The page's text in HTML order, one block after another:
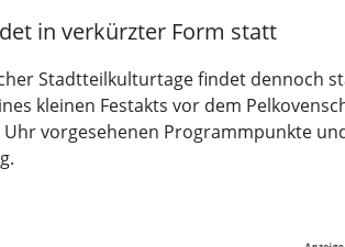
in verkürzter Form statt
Stadtteilkulturtage findet dennoch
kleinen Festakts vor dem
vorgesehenen Programmpunkte